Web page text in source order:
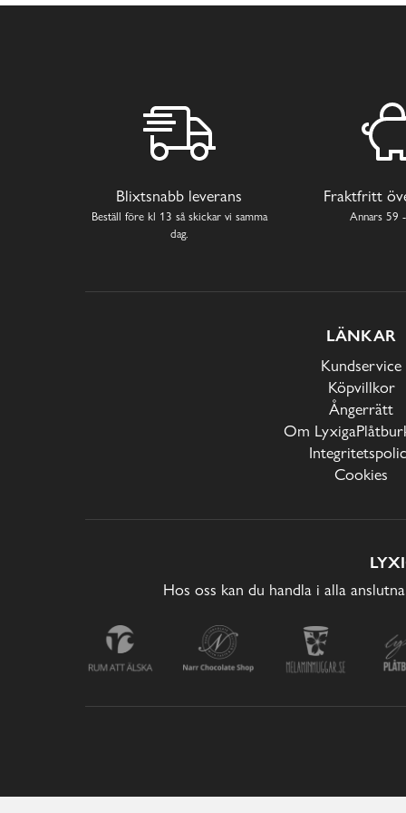
Blixtsnabb leverans
Beställ före kl 13 så skickar vi samma
dag.
Fraktfritt
Annars 59
LÄNKAR
Kundservice
Köpvillkor
Ångerrätt
Om
Cookies
Hos oss kan du handla i alla